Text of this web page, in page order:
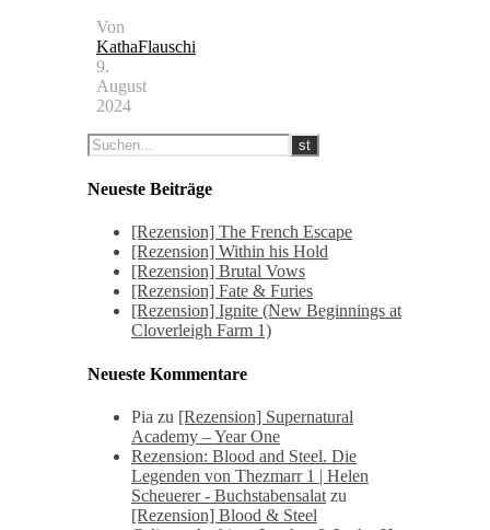
Von
KathaFlauschi
9.
August
2024
Neueste Beiträge
[Rezension] The French Escape
[Rezension] Within his Hold
[Rezension] Brutal Vows
[Rezension] Fate & Furies
[Rezension] Ignite (New Beginnings at
Cloverleigh Farm 1)
Neueste Kommentare
Pia zu [Rezension] Supernatural
Academy – Year One
Rezension: Blood and Steel. Die
Legenden von Thezmarr 1 | Helen
Scheuerer - Buchstabensalat zu
[Rezension] Blood & Steel